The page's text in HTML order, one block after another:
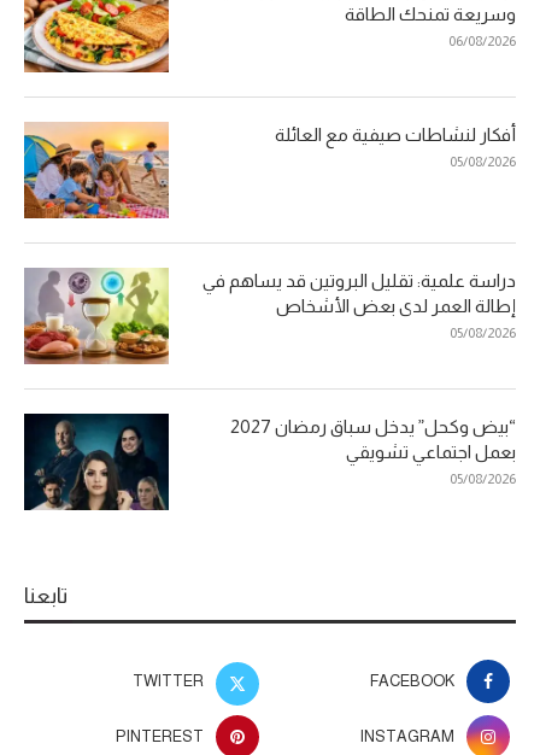
وسريعة تمنحك الطاقة
06/08/2026
أفكار لنشاطات صيفية مع العائلة
05/08/2026
دراسة علمية: تقليل البروتين قد يساهم في
إطالة العمر لدى بعض الأشخاص
05/08/2026
“بيض وكحل” يدخل سباق رمضان 2027
بعمل اجتماعي تشويقي
05/08/2026
تابعنا
FACEBOOK
TWITTER
INSTAGRAM
PINTEREST